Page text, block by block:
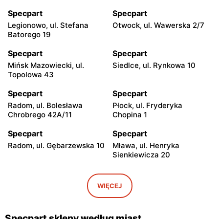
Specpart
Legionowo, ul. Stefana
Batorego 19
Specpart
Otwock, ul. Wawerska 2/7
Specpart
Mińsk Mazowiecki, ul.
Topolowa 43
Specpart
Siedlce, ul. Rynkowa 10
Specpart
Radom, ul. Bolesława
Chrobrego 42A/11
Specpart
Płock, ul. Fryderyka
Chopina 1
Specpart
Radom, ul. Gębarzewska 10
Specpart
Mława, ul. Henryka
Sienkiewicza 20
Łódź, ul. Brzezińska 18
Specpart
Zgierz, ul. 1 Maja 69a
Łódź, ul. Władysława Łódź al. Włókniarzy 225
WIĘCEJ